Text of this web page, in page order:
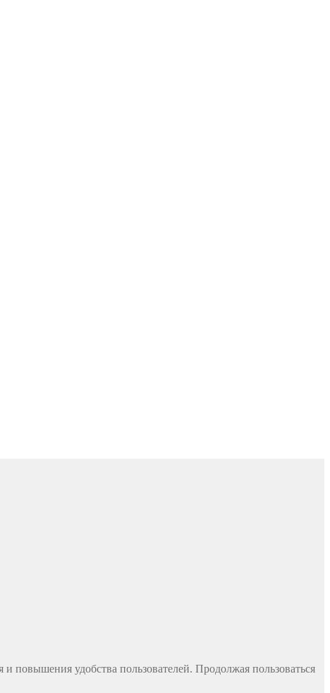
повышения удобства пользователей. Продолжая пользоваться